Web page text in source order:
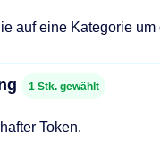
auf eine Kategorie
1 Stk. gewählt
Token.